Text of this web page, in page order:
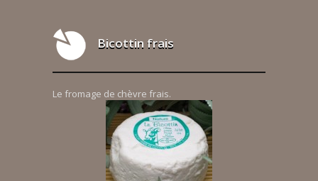
Bicottin frais
Le fromage de chèvre frais.